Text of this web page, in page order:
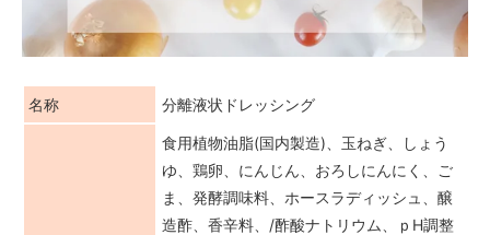
名称 分離液状ドレッシング
食用植物油脂(国内製造)、玉ねぎ、しょう
ゆ、鶏卵、にんじん、おろしにんにく、ご
ま、発酵調味料、ホースラディッシュ、醸
造酢、香辛料、/酢酸ナトリウム、ｐH調整